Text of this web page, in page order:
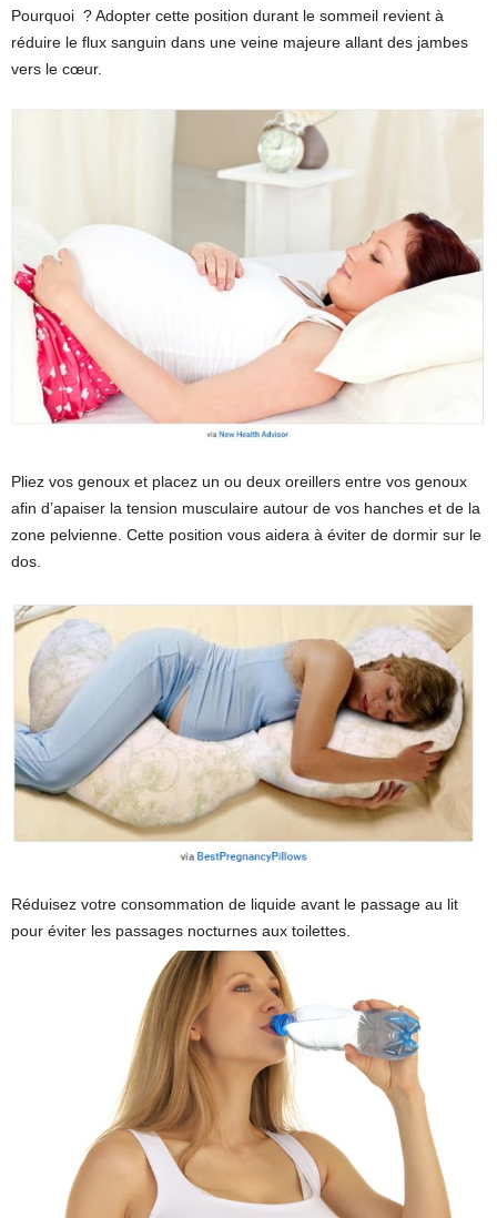
Pourquoi ? Adopter cette position durant le sommeil revient à
réduire le flux sanguin dans une veine majeure allant des jambes
vers le cœur.
Pliez vos genoux et placez un ou deux oreillers entre vos genoux
afin d’apaiser la tension musculaire autour de vos hanches et de la
zone pelvienne. Cette position vous aidera à éviter de dormir sur le
dos.
Réduisez votre consommation de liquide avant le passage au lit
pour éviter les passages nocturnes aux toilettes.